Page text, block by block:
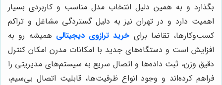
بگذارد و به همین دلیل انتخاب مدل مناسب و کاربردی بسیار
اهمیت دارد و در تهران نیز به دلیل گستردگی مشاغل و تراکم
کسب‌وکارها، تقاضا برای خرید ترازوی دیجیتالی همیشه رو به
افزایش است و دستگاه‌های جدید با امکانات مدرن امکان کنترل
دقیق وزن، ثبت داده‌ها و اتصال سریع به سیستم‌های مدیریتی را
فراهم کرده‌اند و وجود انواع ظرفیت‌ها، قابلیت اتصال بی‌سیم،